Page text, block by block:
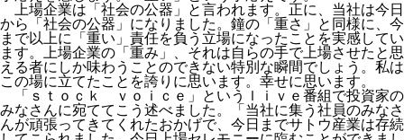
上場企業は「社会の公器」と言われます。正に、当社は今日
から「社会の公器」になりました。鐘の「重さ」と同様に、今
まで以上に「重い」責任を負う立場になったことを実感してい
ます。上場企業の「重み」、それは自らの手で上場させたと思
える者にしか味わうことのできない特別な瞬間でしょう。私は
この場に立てたことを誇りに思います。幸せに思います。
「ｓｔｏｃｋ ｖｏｉｃｅ」というｌｉｖｅ番組で投資家の
みなさんに宛ててこう述べました。「当社に集う社員のみなさ
んが頑張ってきてくれたおかげで、今日までサトウ産業は存続